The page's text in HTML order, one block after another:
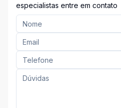
especialistas entre em contato